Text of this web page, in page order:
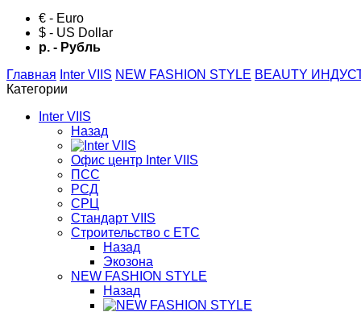
€ - Euro
$ - US Dollar
р. - Рубль
Главная Inter VIIS NEW FASHION STYLE BЕАUTY
Категории
Inter VIIS
Назад
Офис центр Inter VIIS
ПСС
РСД
СРЦ
Стандарт VIIS
Строительство с ЕТС
Назад
Экозона
NEW FASHION STYLE
Назад